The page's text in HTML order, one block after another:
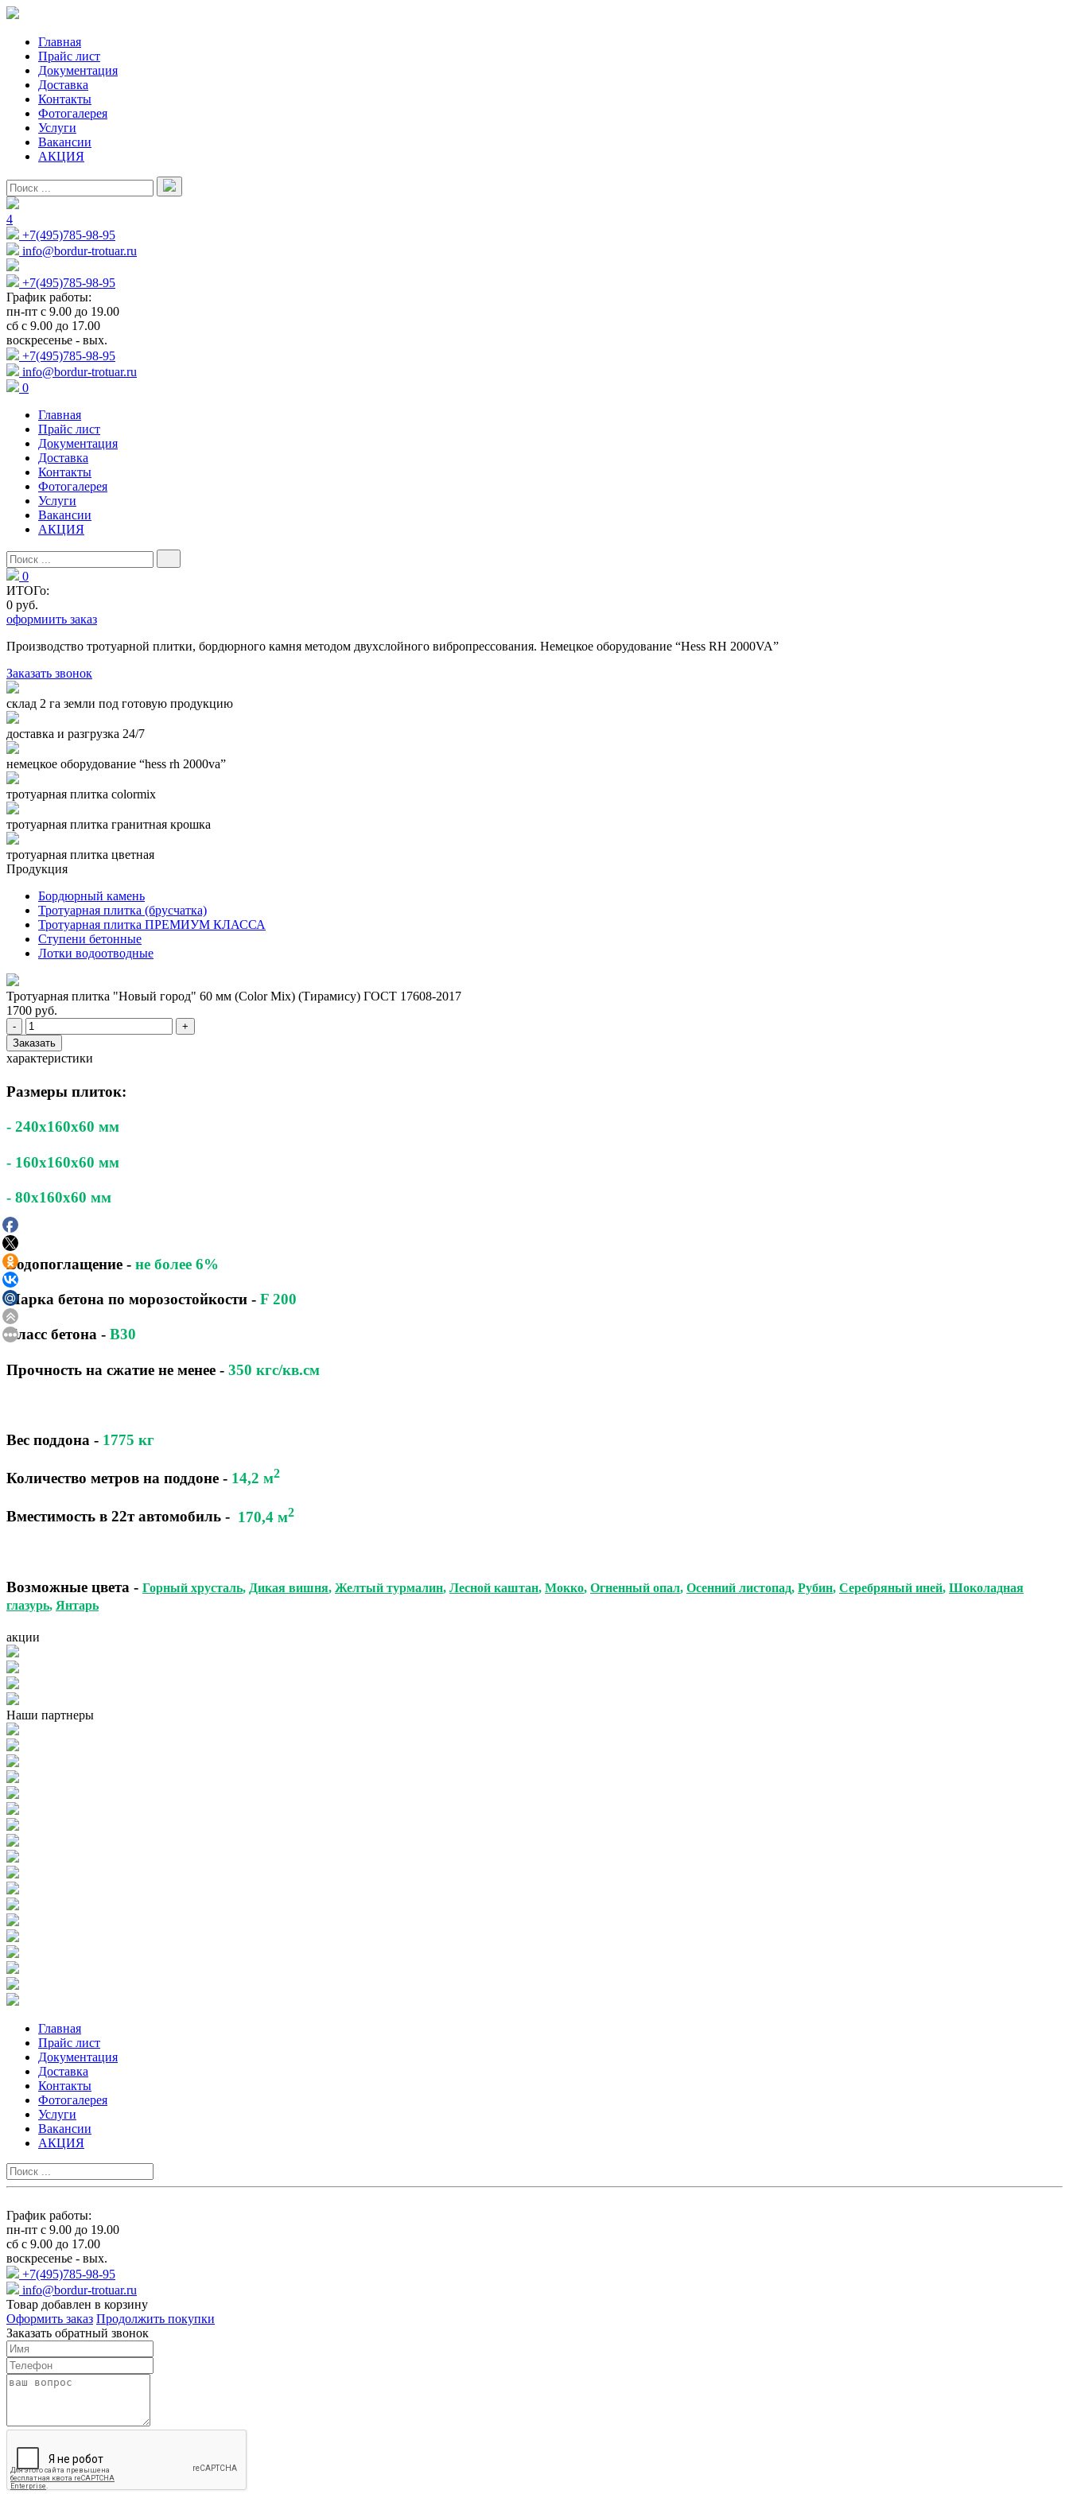
Главная
Прайс лист
Документация
Доставка
Контакты
Фотогалерея
Услуги
Вакансии
АКЦИЯ
4
+7(495)785-98-95
info@bordur-trotuar.ru
+7(495)785-98-95
График работы:
пн-пт с 9.00 до 19.00
сб с 9.00 до 17.00
воскресенье - вых.
+7(495)785-98-95
info@bordur-trotuar.ru
0
Главная
Прайс лист
Документация
Доставка
Контакты
Фотогалерея
Услуги
Вакансии
АКЦИЯ
0
ИТОГо:
0 руб.
оформиить заказ
Производство тротуарной плитки, бордюрного камня методом двухслойного вибропресcования. Немецкое оборудование “Hess RH 2000VA”
Заказать звонок
склад 2 га земли под готовую продукцию
доставка и разгрузка 24/7
немецкое оборудование “hess rh 2000va”
тротуарная плитка colormix
тротуарная плитка гранитная крошка
тротуарная плитка цветная
Продукция
Бордюрный камень
Тротуарная плитка (брусчатка)
Тротуарная плитка ПРЕМИУМ КЛАССА
Ступени бетонные
Лотки водоотводные
Тротуарная плитка "Новый город" 60 мм (Color Mix) (Тирамису) ГОСТ 17608-2017
1700 руб.
-
+
Заказать
характеристики
Размеры плиток:
- 240x160x60 мм
- 160x160x60 мм
- 80x160x60 мм
Водопоглащение - не более 6%
Марка бетона по морозостойкости - F 200
Класс бетона - B30
Прочность на сжатие не менее - 350 кгс/кв.см
Вес поддона - 1775 кг
Количество метров на поддоне - 14,2 м2
Вместимость в 22т автомобиль - 170,4 м2
Возможные цвета - Горный хрусталь, Дикая вишня, Желтый турмалин, Лесной каштан, Мокко, Огненный опал, Осенний листопад, Рубин, Серебряный иней, Шоколадная
глазурь, Янтарь
акции
Наши партнеры
Главная
Прайс лист
Документация
Доставка
Контакты
Фотогалерея
Услуги
Вакансии
АКЦИЯ
График работы:
пн-пт с 9.00 до 19.00
сб с 9.00 до 17.00
воскресенье - вых.
+7(495)785-98-95
info@bordur-trotuar.ru
Товар добавлен в корзину
Оформить заказ Продолжить покупки
Заказать обратный звонок